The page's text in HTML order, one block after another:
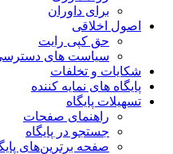
برای داوران
اصول اخلاقی
حق کپی رایت
سیاست های دسترسی
شکایات و تخلفات
پایگاه های نمایه کننده
تسهیلات پایگاه
راهنمای صفحات
جستجو در پایگاه
صفحه برترین‌های